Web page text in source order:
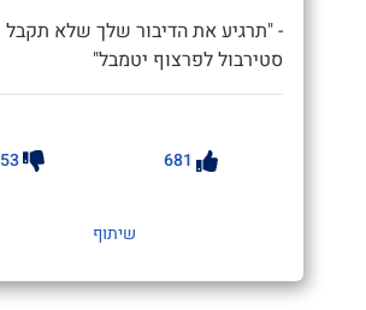
- "תרגיע את הדיבור שלך שלא תקבל
סטירבול לפרצוף יטמבל"
681
53
שיתוף